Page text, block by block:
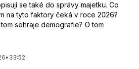
se také do správy majetku. Co
na tyto faktory čeká v roce 2026?
sehraje demografie? O tom
• 33:52